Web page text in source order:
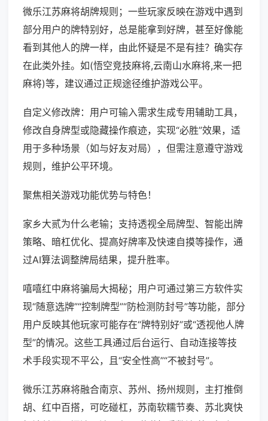
微乐江苏麻将胡牌规则；一些玩家反映在游戏中遇到
部分用户的牌特别好，总是能拿到好牌，甚至好像能
看到其他人的牌一样，由此怀疑是不是有挂？确实存
在此类外挂。如(悟空竞技麻将,云南山水麻将,来一把
麻将)等，建议通过正规途径维护游戏公平。
自定义修改牌：用户可输入需求生成专用辅助工具，
修改自身牌型或隐藏操作痕迹，实现“必胜”效果，适
用于多种场景（如与好友对局），但需注意遵守游戏
规则，维护公平环境。
聚焦相关游戏功能优势与特色！
家乡大贰为什么老输；支持透视全局牌型、智能出牌
策略、暗杠优化、提高好牌率及快速自摸等操作，通
过AI算法调整牌局结果，提升胜率。
嘻嘻红中麻将骗局大揭秘；用户可通过第三方软件实
现“随意选牌”“控制牌型”“防检测防封号”等功能，部分
用户反映其他玩家可能存在“牌特别好”或“透视他人牌
型”的情况。这些工具通过后台运行、自动连接等技
术手段实现不平公，且“安全性高”“不被封号”。
微乐江苏麻将融合南京、苏州、扬州规则，主打推倒
胡、红中百搭，可吃碰杠，苏南软糯节奏、苏北爽快